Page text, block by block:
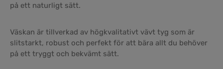
på ett naturligt sätt.
Väskan är tillverkad av högkvalitativt vävt tyg som är
slitstarkt, robust och perfekt för att bära allt du behöver
på ett tryggt och bekvämt sätt.